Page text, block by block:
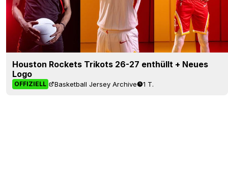
Houston Rockets Trikots 26-27 enthüllt + Neues
Logo
OFFIZIELL Basketball Jersey Archive 1 T.